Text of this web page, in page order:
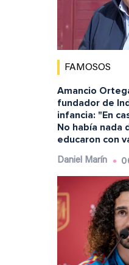
FAMOSOS
Amancio
fundador de
infancia: "En
No había nada
educaron con
Daniel Marín